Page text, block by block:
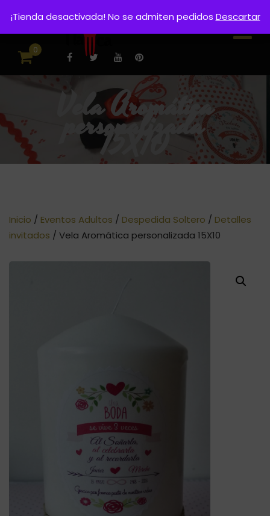
0
Vela Aromática
personalizada
15X10
Inicio / Eventos Adultos / Despedida Soltero / Detalles
invitados / Vela Aromática personalizada 15X10
¡Tienda desactivada! No se admiten pedidos Descartar